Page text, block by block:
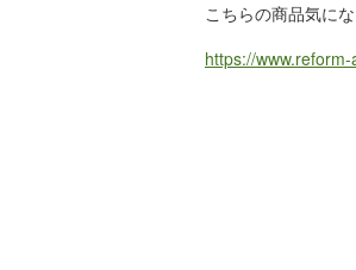
こちらの商品気に
https://